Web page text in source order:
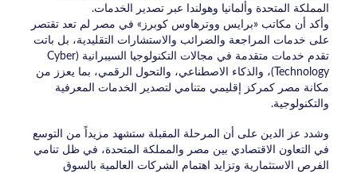
المملكة المتحدة وألمانيا وهولندا عبر تصدير الخدمات.
وأكد أن مكاتب «برايس ووترهاوس كوبرز» في مصر لم تعد تقتصر
على خدمات المراجعة والضرائب والاستشارات التقليدية، بل باتت
تقدم خدمات متقدمة في مجالات التكنولوجيا السيبرانية (Cyber
Technology)، والذكاء الاصطناعي، والتحول الرقمي، بما يعزز من
مكانة مصر كمركز إقليمي متنامي لتصدير الخدمات المعرفية
والتكنولوجية.
وشدد عز الدين على أن المرحلة المقبلة ستشهد مزيداً من التوسع
في التعاون الاقتصادي بين مصر والمملكة المتحدة، في ظل تنامي
الفرص الاستثمارية وتزايد اهتمام الشركات العالمية بالسوق